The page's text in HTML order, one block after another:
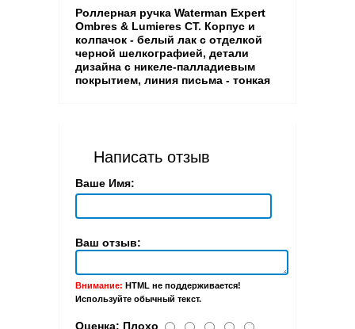
Роллерная ручка Waterman Expert
Ombres & Lumieres CT. Корпус и
колпачок - белый лак с отделкой
черной шелкографией, детали
дизайна с никеле-палладиевым
покрытием, линия письма - тонкая
Написать отзыв
Ваше Имя:
Ваш отзыв:
Внимание: HTML не поддерживается!
Используйте обычный текст.
Оценка: Плохо